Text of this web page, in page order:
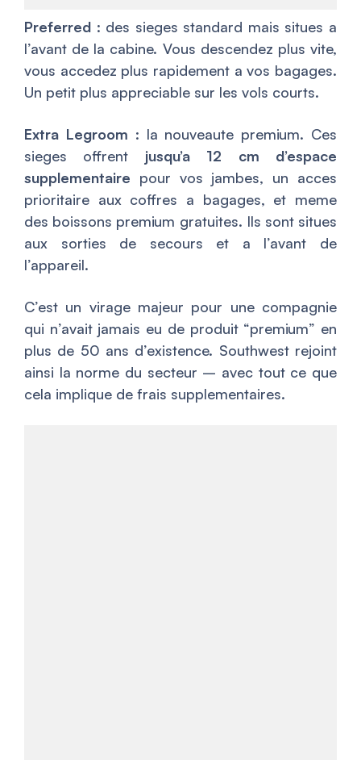
Preferred : des sieges standard mais situes a
l’avant de la cabine. Vous descendez plus vite,
vous accedez plus rapidement a vos bagages.
Un petit plus appreciable sur les vols courts.
Extra Legroom : la nouveaute premium. Ces
sieges offrent jusqu’a 12 cm d’espace
supplementaire pour vos jambes, un acces
prioritaire aux coffres a bagages, et meme
des boissons premium gratuites. Ils sont situes
aux sorties de secours et a l’avant de
l’appareil.
C’est un virage majeur pour une compagnie
qui n’avait jamais eu de produit “premium” en
plus de 50 ans d’existence. Southwest rejoint
ainsi la norme du secteur – avec tout ce que
cela implique de frais supplementaires.